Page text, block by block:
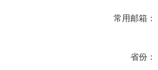
常用邮箱：
省份：